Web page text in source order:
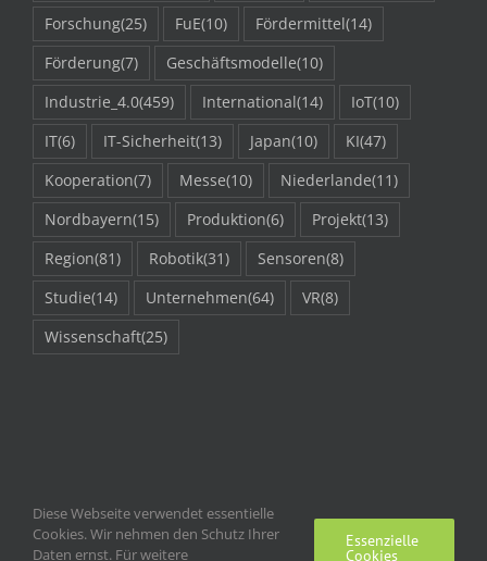
Forschung(25) FuE(10) Fördermittel(14)
Förderung(7) Geschäftsmodelle(10)
Industrie_4.0(459) International(14) IoT(10)
IT(6) IT-Sicherheit(13) Japan(10) KI(47)
Kooperation(7) Messe(10) Niederlande(11)
Nordbayern(15) Produktion(6) Projekt(13)
Region(81) Robotik(31) Sensoren(8)
Studie(14) Unternehmen(64) VR(8)
Wissenschaft(25)
Diese Webseite verwendet essentielle
Cookies. Wir nehmen den Schutz Ihrer
Daten ernst. Für weitere
Essenzielle
Cookies